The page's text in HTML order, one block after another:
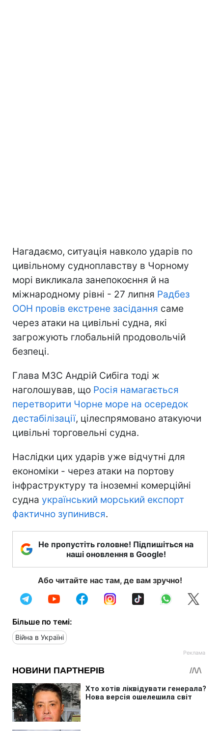
Нагадаємо, ситуація навколо ударів по
цивільному судноплавству в Чорному
морі викликала занепокоєння й на
міжнародному рівні - 27 липня Радбез
ООН провів екстрене засідання саме
через атаки на цивільні судна, які
загрожують глобальній продовольчій
безпеці.
Глава МЗС Андрій Сибіга тоді ж
наголошував, що Росія намагається
перетворити Чорне море на осередок
дестабілізації, цілеспрямовано атакуючи
цивільні торговельні судна.
Наслідки цих ударів уже відчутні для
економіки - через атаки на портову
інфраструктуру та іноземні комерційні
судна український морський експорт
фактично зупинився.
Не пропустіть головне! Підпишіться на
наші оновлення в Google!
Або читайте нас там, де вам зручно!
Більше по темі:
Війна в Україні